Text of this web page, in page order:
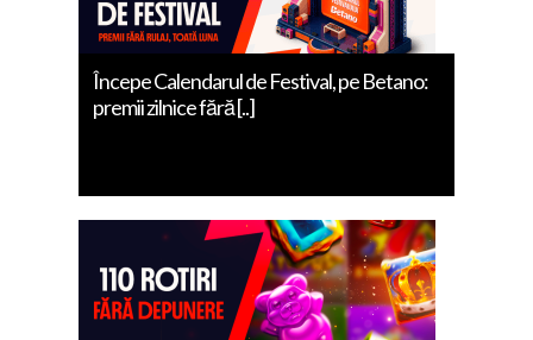
Începe Calendarul de Festival, pe Betano:
premii zilnice fără [..]